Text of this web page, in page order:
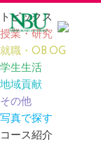
トピックス
授業・研究
就職・OB.OG
学生生活
地域貢献
その他
写真で探す
コース紹介